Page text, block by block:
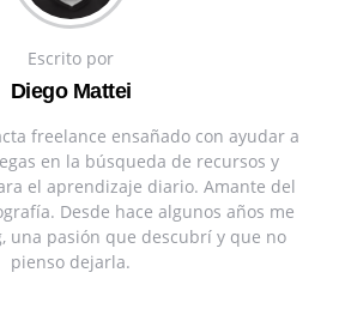
Escrito por
Diego Mattei
freelance ensañado con ayudar a
en la búsqueda de recursos y
el aprendizaje diario. Amante del
Desde hace algunos años me
una pasión que descubrí y que no
pienso dejarla.